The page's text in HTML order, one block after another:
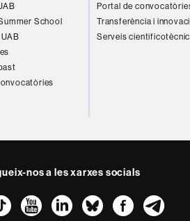
School
Portal de
Transferència i
Serveis
nos a les xarxes socials
TikTokYouTube
LinkedIn
Bluesky